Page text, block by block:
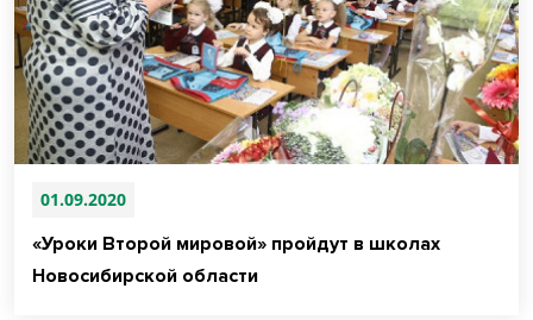
01.09.2020
«Уроки Второй мировой» пройдут в школах
Новосибирской области